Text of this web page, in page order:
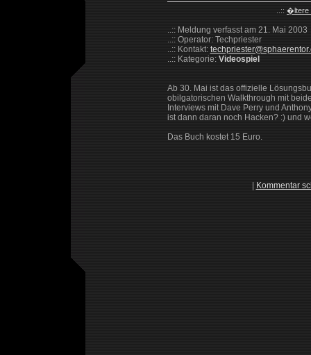
..:: �ltere
..:: Meldung verfasst am 21. Mai 2003
..:: Operator: Techpriester
..:: Kontakt:
..:: Kategorie: Videospiel
Ab 30. Mai ist das offizielle
obilgatorischen Walkthrough mit
Interviews mit Dave Perry und
ist dann daran noch Hacken? :) und
Das Buch kostet 15 Euro.
Kommentar